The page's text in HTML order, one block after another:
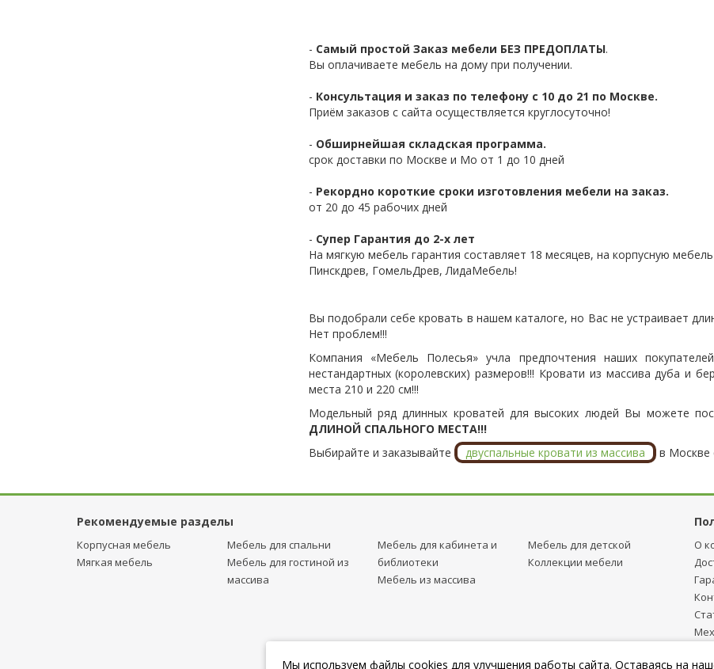
- Самый простой Заказ мебели БЕЗ ПРЕДОПЛАТЫ.
Вы оплачиваете мебель на дому при получении.
- Консультация и заказ по телефону с 10 до 21 по Москве.
Приём заказов с сайта осуществляется круглосуточно!
- Обширнейшая складская программа.
срок доставки по Москве и Мо от 1 до 10 дней
- Рекордно короткие сроки изготовления мебели на заказ.
от 20 до 45 рабочих дней
- Супер Гарантия до 2-х лет
На мягкую мебель гарантия составляет 18 месяцев, на корпусную
Пинскдрев, ГомельДрев, ЛидаМебель!
Вы подобрали себе кровать в нашем каталоге, но Вас не устраивает
Нет проблем!!!
Компания «Мебель Полесья» учла предпочтения наших
нестандартных (королевских) размеров!!! Кровати из массива дуба и
места 210 и 220 см!!!
Модельный ряд длинных кроватей для высоких людей Вы можете
ДЛИНОЙ СПАЛЬНОГО МЕСТА!!!
Выбирайте и заказывайте
двуспальные кровати из массива в Москве
Рекомендуемые разделы
Корпусная мебель
Мягкая мебель
Мебель для спальни
Мебель для гостиной из
массива
Мебель для кабинета и
библиотеки
Мебель из массива
Мебель для детcкой
Коллекции мебели
О
Мы используем файлы cookies для улучшения работы сайта. Оставаясь на